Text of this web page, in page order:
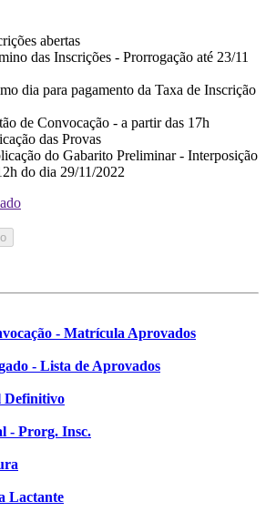
abertas
das Inscrições - Prorrogação até 23/11
dia para pagamento da Taxa de Inscrição
de Convocação - a partir das 17h
das Provas
do Gabarito Preliminar - Interposição
do dia 29/11/2022
- Matrícula Aprovados
- Lista de Aprovados
Definitivo
- Prorg. Insc.
Lactante